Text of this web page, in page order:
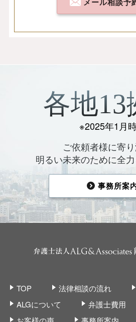
開示等手続き
【お問い合わせ先】
弁護士法人ALG&Associates
電話 03-6258-0960 Eメール
個人情報を与えることの任意性及
った場合に本人に生じる結果
個人情報の提出は任意であり、
合、法律事務を受任出来ない、も
に制限が生じることがあります。
より、ＣＳ調査と致しまして、当
ご意見をいただくために、メール
メール相談予
各地13
※2025年1月
ご依頼者様に寄り
明るい未来のために全
事務所案
TOP 法律相談の流れ
ALGについて
弁護士費用